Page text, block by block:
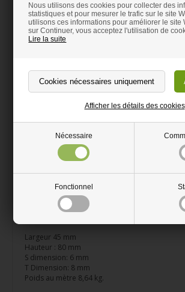
Nous utilisons des cookies pour collecter des
statistiques et pour mesurer le trafic sur le site
utilisons ces informations pour améliorer le site
sur Continuer, vous acceptez l'utilisation de
Lire la suite
Nécessaire
Fonctionnel
Afficher les détails des cookies
Poutre en acier UNP
Découper selon vos besoins
Peut être découpée avec une meuleuse
Poutre UNP en acier aussi appelé poutre en U.
l'extérieur. Avec le temps, l’humidité de l’air
Ça va donc rouiller plus vite à l’extérieur. Si
accélérer la procédure, vous pouvez
Pour calculer les bonnes dimensions et le
contactez un bureau d’étude ou un expert en
Largeur 45 mm
Hauteur : 80 mm
S dimension: 6 mm
T Dimension: 8 mm
Poids au mètre 8,64 kg.